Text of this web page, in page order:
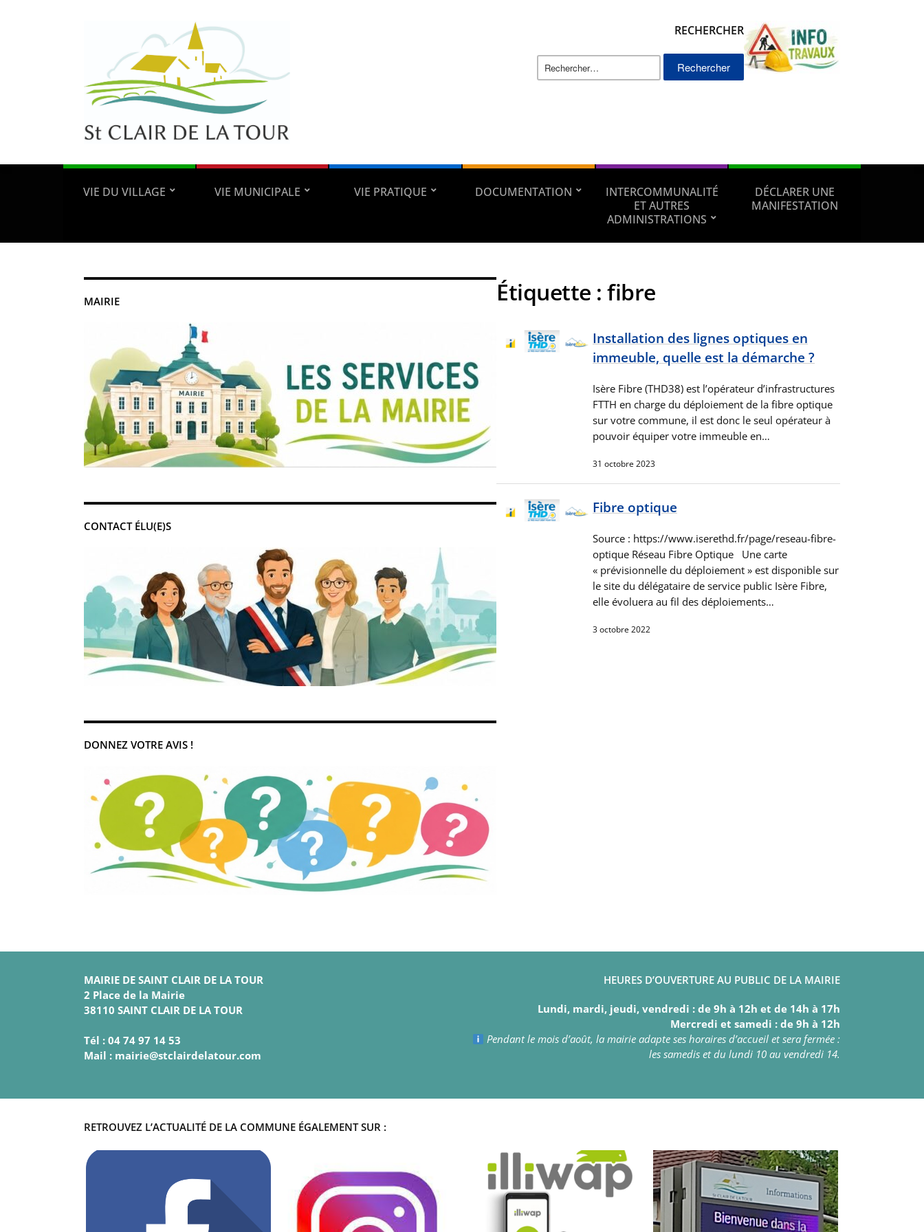
RECHERCHER
Rechercher :
VIE DU VILLAGE VIE MUNICIPALE VIE PRATIQUE DOCUMENTATION
INTERCOMMUNALITÉ
ET AUTRES
ADMINISTRATIONS
DÉCLARER UNE
MANIFESTATION
MAIRIE
CONTACT ÉLU(E)S
DONNEZ VOTRE AVIS !
Étiquette : fibre
Installation des lignes optiques en
immeuble, quelle est la démarche ?
Isère Fibre (THD38) est l’opérateur d’infrastructures
FTTH en charge du déploiement de la fibre optique
sur votre commune, il est donc le seul opérateur à
pouvoir équiper votre immeuble en…
31 octobre 2023
Fibre optique
Source : https://www.iserethd.fr/page/reseau-fibre-
optique Réseau Fibre Optique Une carte
« prévisionnelle du déploiement » est disponible sur
le site du délégataire de service public Isère Fibre,
elle évoluera au fil des déploiements…
3 octobre 2022
MAIRIE DE SAINT CLAIR DE LA TOUR
2 Place de la Mairie
38110 SAINT CLAIR DE LA TOUR
Tél : 04 74 97 14 53
Mail : mairie@stclairdelatour.com
HEURES D’OUVERTURE AU PUBLIC DE LA MAIRIE
Lundi, mardi, jeudi, vendredi : de 9h à 12h et de 14h à 17h
Mercredi et samedi : de 9h à 12h
Pendant le mois d’août, la mairie adapte ses horaires d’accueil et sera fermée :
les samedis et du lundi 10 au vendredi 14.
RETROUVEZ L’ACTUALITÉ DE LA COMMUNE ÉGALEMENT SUR :